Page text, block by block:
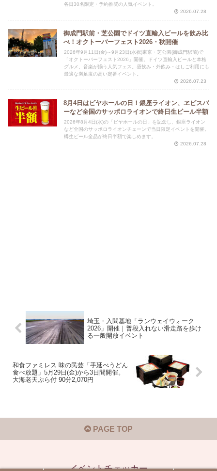
各日30名限定・予約推奨の人気イベント。
2026.07.28
御成門駅前・芝公園でドイツ直輸入ビールを飲み比
べ！オクトーバーフェスト2026・秋開催
2026年9月11日(金)～9月23日(水祝)東京・芝公園(御成門駅前)で
「オクトーバーフェスト2026」開催。ドイツ直輸入ビールと本格
グルメ、音楽が揃う人気フェス。昼飲み・外飲み・はしご利用にも
最適な満足度の高い定番イベント。
2026.07.23
8月4日はビヤホールの日！銀座ライオン、ヱビスバ
ーなど全国のサッポロライオンで終日生ビール半額
2026年8月4日(水)の「ビヤホールの日」を記念し、銀座ライオン
など全国のサッポロライオンチェーンで当日限定イベントを開催。
樽生ビール全品が終日半額で楽しめます。
2026.07.28
埼玉・入間基地「ランウェイウォーク
2026」開催｜普段入れない滑走路を歩け
る一般開放イベント
和食ファミレス 味の民芸「手延べうどん
食べ放題」5月29日(金)から3日間開催。
大海老天ぷら付 90分2,070円
PAGE TOP
イベントチェッカー